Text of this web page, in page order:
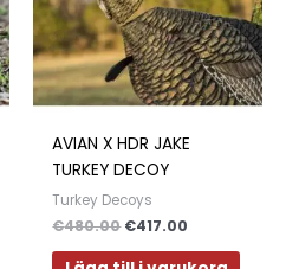
AVIAN X HDR JAKE
TURKEY DECOY
Turkey Decoys
€480.00 €417.00